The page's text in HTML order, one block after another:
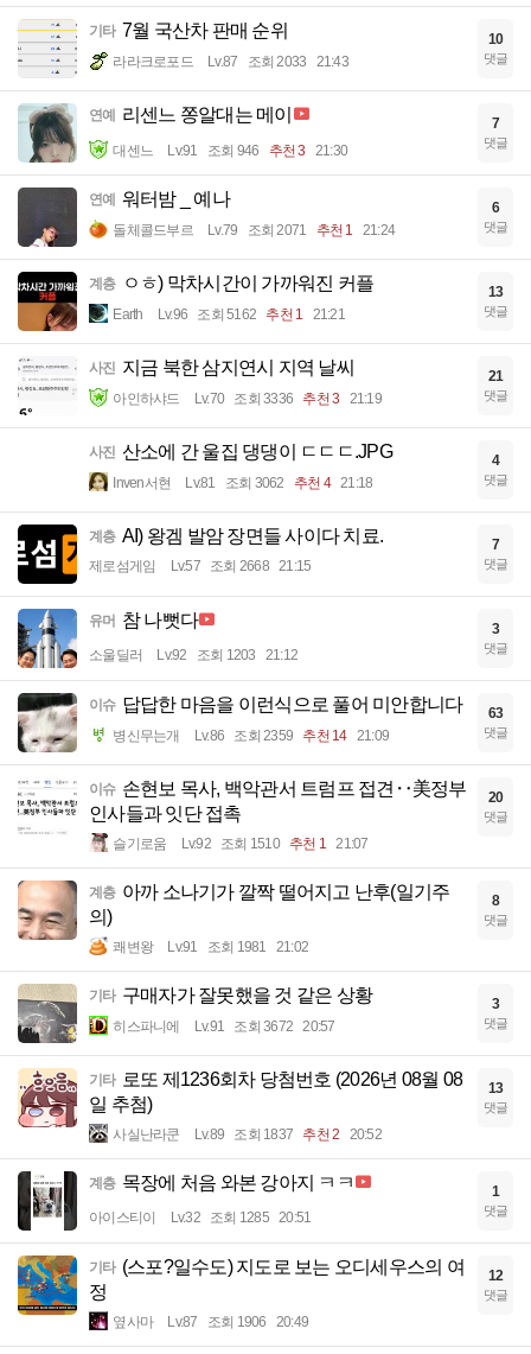
기타 7월 국산차 판매 순위
라라크로포드 Lv.87 조회 2033 21:43
10
댓글
연예 리센느 쫑알대는 메이
대센느 Lv.91 조회 946 추천 3 21:30
7
댓글
연예 워터밤 _ 예나
돌체콜드부르 Lv.79 조회 2071 추천 1 21:24
6
댓글
계층 ㅇㅎ) 막차시간이 가까워진 커플
Earth Lv.96 조회 5162 추천 1 21:21
13
댓글
사진 지금 북한 삼지연시 지역 날씨
아인하샤드 Lv.70 조회 3336 추천 3 21:19
21
댓글
사진 산소에 간 울집 댕댕이 ㄷㄷㄷ.JPG
Inven서현 Lv.81 조회 3062 추천 4 21:18
4
댓글
계층 AI) 왕겜 발암 장면들 사이다 치료.
제로섬게임 Lv.57 조회 2668 21:15
7
댓글
유머 참 나뻣다
소울딜러 Lv.92 조회 1203 21:12
3
댓글
이슈 답답한 마음을 이런식으로 풀어 미안합니다
병신무는개 Lv.86 조회 2359 추천 14 21:09
63
댓글
이슈 손현보 목사, 백악관서 트럼프 접견‥美정부
인사들과 잇단 접촉
슬기로움 Lv.92 조회 1510 추천 1 21:07
20
댓글
계층 아까 소나기가 깔짝 떨어지고 난후(일기주
의)
쾌변왕 Lv.91 조회 1981 21:02
8
댓글
기타 구매자가 잘못했을 것 같은 상황
히스파니에 Lv.91 조회 3672 20:57
3
댓글
기타 로또 제1236회차 당첨번호 (2026년 08월 08
일 추첨)
사실난라쿤 Lv.89 조회 1837 추천 2 20:52
13
댓글
계층 목장에 처음 와본 강아지 ㅋㅋ
아이스티이 Lv.32 조회 1285 20:51
1
댓글
기타 (스포?일수도) 지도로 보는 오디세우스의 여
정
옆사마 Lv.87 조회 1906 20:49
12
댓글